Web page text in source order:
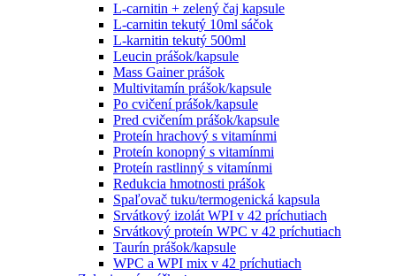
L-carnitin + zelený čaj kapsule
L-carnitin tekutý 10ml sáčok
L-karnitin tekutý 500ml
Leucin prášok/kapsule
Mass Gainer prášok
Multivitamín prášok/kapsule
Po cvičení prášok/kapsule
Pred cvičením prášok/kapsule
Proteín hrachový s vitamínmi
Proteín konopný s vitamínmi
Proteín rastlinný s vitamínmi
Redukcia hmotnosti prášok
Spaľovač tuku/termogenická kapsula
Srvátkový izolát WPI v 42 príchutiach
Srvátkový proteín WPC v 42 príchutiach
Taurín prášok/kapsule
WPC a WPI mix v 42 príchutiach